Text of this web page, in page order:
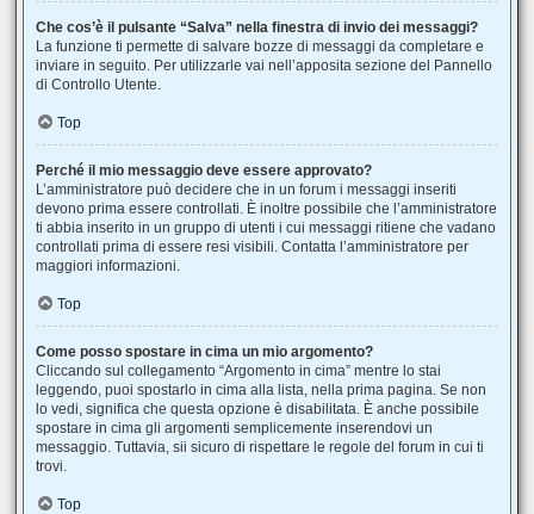
Che cos’è il pulsante “Salva” nella finestra di invio dei messaggi?
La funzione ti permette di salvare bozze di messaggi da completare e
inviare in seguito. Per utilizzarle vai nell’apposita sezione del Pannello
di Controllo Utente.
Top
Perché il mio messaggio deve essere approvato?
L’amministratore può decidere che in un forum i messaggi inseriti
devono prima essere controllati. È inoltre possibile che l’amministratore
ti abbia inserito in un gruppo di utenti i cui messaggi ritiene che vadano
controllati prima di essere resi visibili. Contatta l’amministratore per
maggiori informazioni.
Top
Come posso spostare in cima un mio argomento?
Cliccando sul collegamento “Argomento in cima” mentre lo stai
leggendo, puoi spostarlo in cima alla lista, nella prima pagina. Se non
lo vedi, significa che questa opzione è disabilitata. È anche possibile
spostare in cima gli argomenti semplicemente inserendovi un
messaggio. Tuttavia, sii sicuro di rispettare le regole del forum in cui ti
trovi.
Top